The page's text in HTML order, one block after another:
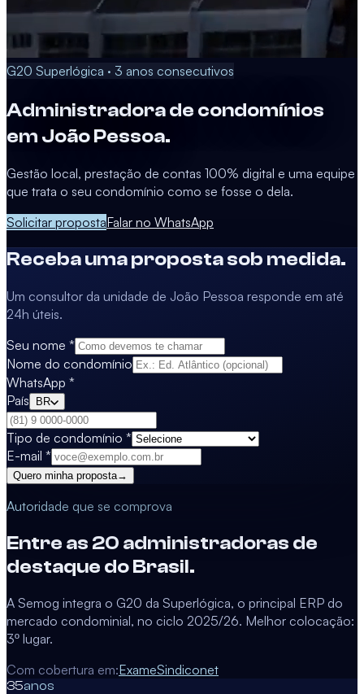
G20 Superlógica · 3 anos consecutivos
Administradora de condomínios
em João Pessoa.
Gestão local, prestação de contas 100% digital e uma equipe
que trata o seu condomínio como se fosse o dela.
Solicitar propostaFalar no WhatsApp
Receba uma proposta sob medida.
Um consultor da unidade de João Pessoa responde em até
24h úteis.
Seu nome *
Nome do condomínio
WhatsApp *
País
BR
Tipo de condomínio *
E-mail *
Quero minha proposta→
Autoridade que se comprova
Entre as 20 administradoras de
destaque do Brasil.
A Semog integra o G20 da Superlógica, o principal ERP do
mercado condominial, no ciclo 2025/26. Melhor colocação:
3º lugar.
Com cobertura em:ExameSindiconet
35anos